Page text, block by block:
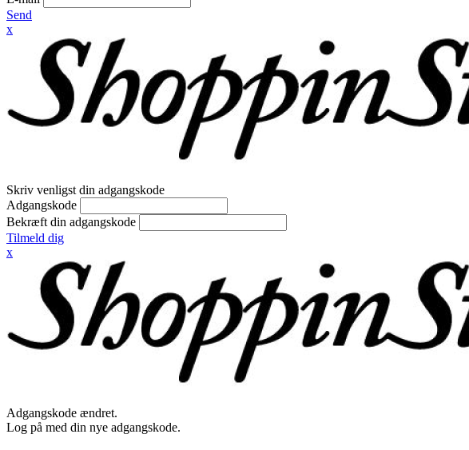
Send
x
Skriv venligst din adgangskode
Adgangskode
Bekræft din adgangskode
Tilmeld dig
x
Adgangskode ændret.
Log på med din nye adgangskode.